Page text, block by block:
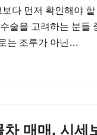
다 먼저 확인해야 할
술을 고려하는 분들
는 조루가 아닌…
차 매매, 시세